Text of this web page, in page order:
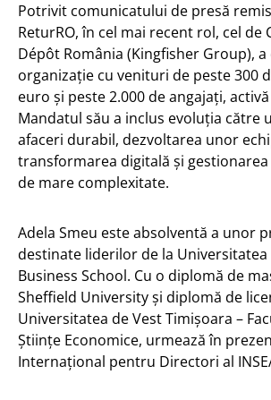
Potrivit comunicatului de presă
ReturRO, în cel mai recent rol, cel de
Dépôt România (Kingfisher Group),
organizație cu venituri de peste 300
euro și peste 2.000 de angajați,
Mandatul său a inclus evoluția către
afaceri durabil, dezvoltarea unor
transformarea digitală și
de mare complexitate.
Adela Smeu este absolventă a unor
destinate liderilor de la Universitatea
Business School. Cu o diplomă de
Sheffield University și diplomă de
Universitatea de Vest Timișoara –
Științe Economice, urmează în
Internațional pentru Directori al